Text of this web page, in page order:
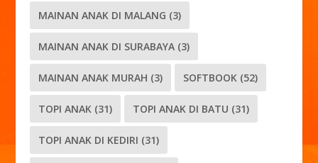
MAINAN ANAK DI MALANG (3)
MAINAN ANAK DI SURABAYA (3)
MAINAN ANAK MURAH (3) SOFTBOOK (52)
TOPI ANAK (31) TOPI ANAK DI BATU (31)
TOPI ANAK DI KEDIRI (31)